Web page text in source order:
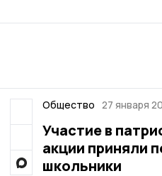
Общество 27 января
Участие в
акции приняли
школьники